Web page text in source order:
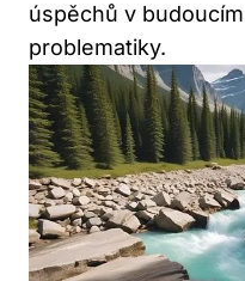
úspěchů v
problematiky.